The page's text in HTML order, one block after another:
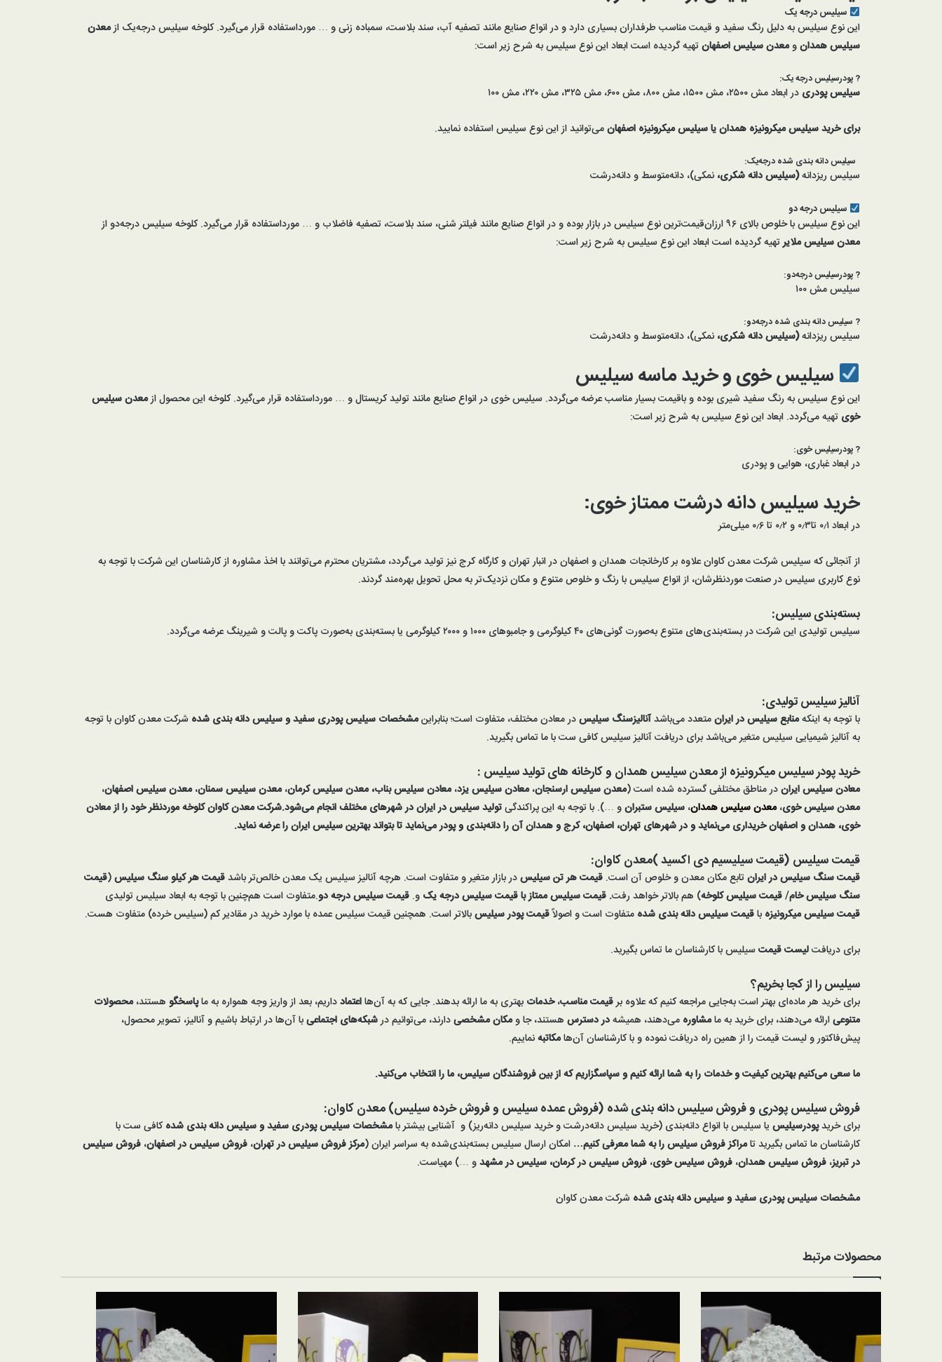
سیلیس درجه یک
این نوع سیلیس به دلیل رنگ سفید و قیمت مناسب طرفداران بسیاری دارد و در انواع صنایع مانند تصفیه آب، سند بلاست، سمباده زنی و … مورداستفاده قرار می‌گیرد. کلوخه سیلیس درجه‌یک ازمعدن
سیلیسهمدانومعدن سیلیس اصفهان تهیه گردیده است ابعاد این نوع سیلیس به شرح زیر است:
? پودرسیلیسدرجه یک:
سیلیس پودری در ابعاد مش ۲۵۰۰، مش ۱۵۰۰، مش ۸۰۰، مش ۶۰۰، مش ۳۲۵، مش ۲۲۰، مش ۱۰۰
برای خرید سیلیس میکرونیزه همدان یا سیلیس میکرونیزه اصفهانمی‌توانید از این نوع سیلیس استفاده نمایید.
سیلیس دانه بندی شده درجه‌یک:
سیلیس ریزدانه(سیلیس دانه شکری، نمکی)، دانه‌متوسط و دانه‌درشت
سیلیس درجه دو
این نوع سیلیس با خلوص بالای ۹۶ ارزان‌قیمت‌ترین نوع سیلیس در بازار بوده و در انواع صنایع مانند فیلتر شنی، سند بلاست، تصفیه فاضلاب و … مورداستفاده قرار می‌گیرد. کلوخه سیلیس درجه‌دو از
معدن سیلیسملایرتهیه گردیده است ابعاد این نوع سیلیس به شرح زیر است:
? پودرسیلیسدرجه‌دو:
سیلیس مش ۱۰۰
? سیلیس دانه بندی شده درجه‌دو:
سیلیس ریزدانه(سیلیس دانه شکری، نمکی)، دانه‌متوسط و دانه‌درشت
سیلیس خوی و خرید ماسه سیلیس
این نوع سیلیس به رنگ سفید شیری بوده و باقیمت بسیار مناسب عرضه می‌گردد. سیلیس خوی در انواع صنایع مانند تولید کریستال و … مورداستفاده قرار می‌گیرد. کلوخه این محصول ازمعدن سیلیس
خوی تهیه می‌گردد. ابعاد این نوع سیلیس به شرح زیر است:
? پودرسیلیسخوی:
در ابعاد غباری، هوایی و پودری
خرید سیلیس دانه درشت ممتاز خوی:
در ابعاد ۰٫۱ تا۰٫۳ و ۰٫۲ تا ۰٫۶ میلی‌متر
از آنجائی که سیلیس شرکت معدن کاوان علاوه بر کارخانجات همدان و اصفهان در انبار تهران و کارگاه کرج نیز تولید می‌گردد، مشتریان محترم می‌توانند با اخذ مشاوره از کارشناسان این شرکت با توجه به
نوع کاربری سیلیس در صنعت موردنظرشان، از انواع سیلیس با رنگ و خلوص متنوع و مکان نزدیک‌تر به محل تحویل بهره‌مند گردند.
بسته‌بندی سیلیس:
سیلیس تولیدی این شرکت در بسته‌بندی‌های متنوع به‌صورت گونی‌های ۴۰ کیلوگرمی و جامبوهای ۱۰۰۰ و ۲۰۰۰ کیلوگرمی یا بسته‌بندی به‌صورت پاکت و پالت و شیرینگ عرضه می‌گردد.
آنالیز سیلیستولیدی:
با توجه به اینکهمنابع سیلیس در ایرانمتعدد می‌باشدآنالیزسنگ سیلیسدر معادن مختلف، متفاوت است؛ بنابراینمشخصات سیلیس پودری سفید و سیلیس دانه بندی شده شرکت معدن کاوان با توجه
به آنالیز شیمیایی سیلیس متغیر می‌باشد برای دریافت آنالیز سیلیس کافی ست با ما تماس بگیرید.
خرید پودر سیلیس میکرونیزه از معدن سیلیس همدان وکارخانه هایتولید سیلیس :
معادن سیلیس ایراندر مناطق مختلفی گسترده شده است (معدن سیلیس ارسنجان،معادن سیلیس یزد،معادن سیلیس بناب، معدنسیلیسکرمان،معدن سیلیس سمنان،معدن سیلیس اصفهان،
معدنسیلیسخوی،معدن سیلیس همدان، سیلیسستبرانو …). با توجه به این پراکندگیتولید سیلیس در ایراندر شهرهای مختلف انجام می‌شود.شرکت معدن کاوان کلوخه موردنظر خود را از معادن
خوی، همدان و اصفهان خریداری می‌نماید و در شهرهای تهران، اصفهان، کرج و همدان آن را دانه‌بندی و پودر می‌نماید تا بتواندبهترین سیلیس ایران را عرضه نماید.
قیمتسیلیس (قیمت سیلیسیم دی اکسید)معدن کاوان:
قیمت سنگ سیلیسدر ایران تابع مکان معدن و خلوص آن است. قیمت هر تنسیلیسدر بازار متغیر و متفاوت است. هرچه آنالیز سیلیس یک معدن خالص‌تر باشدقیمت هر کیلو سنگ سیلیس(قیمت
سنگ سیلیس خام/قیمت سیلیس کلوخه) هم بالاتر خواهد رفت. قیمت سیلیس ممتاز با قیمت سیلیس درجه یک و. قیمت سیلیس درجه دو.متفاوت است هم‌چنین با توجه به ابعاد سیلیس تولیدی
قیمت سیلیس میکرونیزه باقیمت سیلیس دانه بندی شده متفاوت است و اصولاًقیمت پودر سیلیسبالاتر است. همچنین قیمت سیلیس عمده با موارد خرید در مقادیر کم (سیلیس خرده) متفاوت هست.
برای دریافتلیست قیمت سیلیس با کارشناسان ما تماس بگیرید.
سیلیس را از کجا بخریم؟
برای خرید هر ماده‌ای بهتر است به‌جایی مراجعه کنیم که علاوه برقیمت مناسب،خدمات بهتری به ما ارائه بدهند. جایی که به آن‌هااعتمادداریم، بعد از واریز وجه همواره به ماپاسخگو هستند،محصولات
متنوعیارائه می‌دهند، برای خرید به مامشاوره می‌دهند، همیشهدر دسترس هستند، جا ومکان مشخصیدارند، می‌توانیم درشبکه‌های اجتماعیبا آن‌ها در ارتباط باشیم و آنالیز، تصویر محصول،
پیش‌فاکتور و لیست قیمت را از همین راه دریافت نموده و با کارشناسان آن‌هامکاتبهنماییم.
ما سعی می‌کنیم بهترین کیفیت و خدمات را به شما ارائه کنیم و سپاسگزاریم که از بینفروشندگان سیلیس، ما را انتخاب می‌کنید.
فروش سیلیس پودری و فروش سیلیس دانه بندی شده (فروش عمدهسیلیس و فروش خرده سیلیس)معدن کاوان:
برای خریدپودرسیلیس یا سیلیس با انواع دانه‌بندی (خرید سیلیس دانه‌درشت و خرید سیلیس دانه‌ریز) و آشنایی بیشتر بامشخصات سیلیس پودری سفید و سیلیس دانه بندی شده کافی ست با
کارشناسان ما تماس بگیرید تامراکزفروش سیلیسرا به شما معرفی کنیم… امکان ارسال سیلیس بسته‌بندی‌شده به سراسر ایران (مرکزفروش سیلیسدر تهران، فروش سیلیس در اصفهان، فروش سیلیس
در تبریز، فروش سیلیس همدان، فروش سیلیس خوی، فروش سیلیس در کرمان، سیلیس در مشهدو …) مهیاست.
مشخصات سیلیس پودری سفید و سیلیس دانه بندی شده شرکت معدن کاوان
محصولات مرتبط